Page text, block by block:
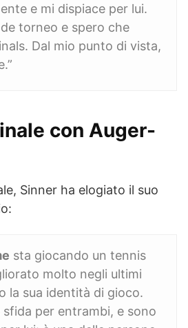
e mi dispiace per lui.
torneo e spero che
Dal mio punto di vista,
con Auger-
Sinner ha elogiato il suo
sta giocando un tennis
molto negli ultimi
la sua identità di gioco.
sfida per entrambi, e sono